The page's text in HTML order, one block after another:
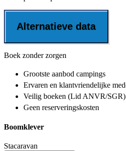
Alternatieve data
Boek zonder zorgen
Grootste aanbod campings
Ervaren en klantvriendelijke
Veilig boeken (Lid ANVR/SGR)
Geen reserveringskosten
Boomklever
Stacaravan